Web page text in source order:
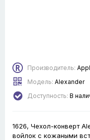
Производитель:
Модель: Alexander
Доступность: В
1626, Чехол-конверт
войлок с кожаными